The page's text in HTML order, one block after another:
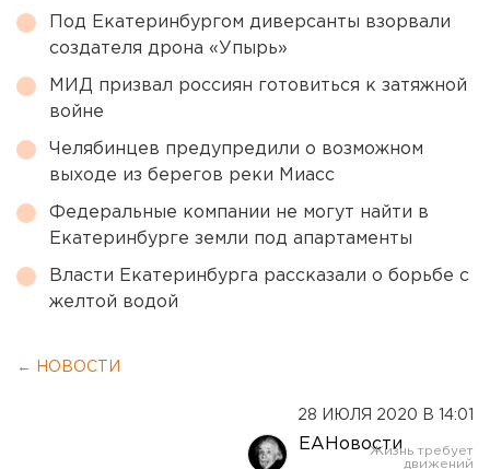
Под Екатеринбургом диверсанты взорвали
создателя дрона «Упырь»
МИД призвал россиян готовиться к затяжной
войне
Челябинцев предупредили о возможном
выходе из берегов реки Миасс
Федеральные компании не могут найти в
Екатеринбурге земли под апартаменты
Власти Екатеринбурга рассказали о борьбе с
желтой водой
← НОВОСТИ
28 ИЮЛЯ 2020 В 14:01
ЕАНовости